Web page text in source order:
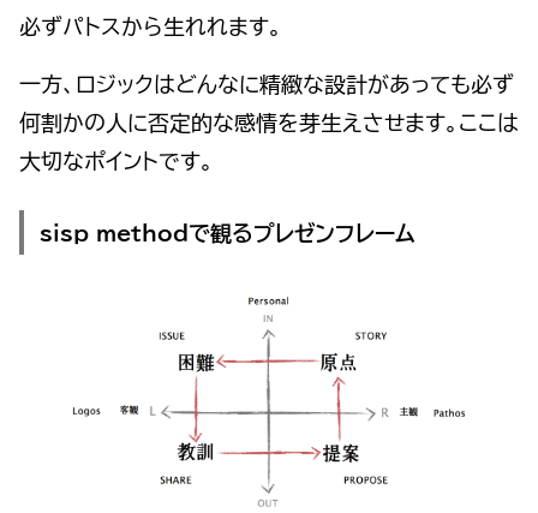
必ずパトスから生れれます。
一方、ロジックはどんなに精緻な設計があっても必ず
何割かの人に否定的な感情を芽生えさせます。ここは
大切なポイントです。
sisp methodで観るプレゼンフレーム